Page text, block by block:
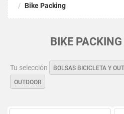
Bike Packing
BIKE
Tu selección BOLSAS BICICLETA Y
OUTDOOR